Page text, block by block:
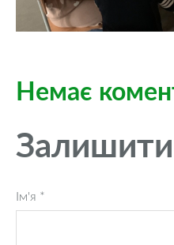
Немає
Залишити
Ім'я *